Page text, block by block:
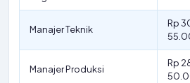
Manajer Teknik
Rp
Manajer Produksi
Rp